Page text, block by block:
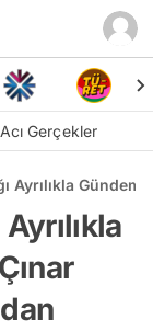
Acı Gerçekler
Ayrılıkla